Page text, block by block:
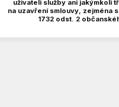
uživateli služby ani jakýmkoli
na uzavření smlouvy, zejména
1732 odst. 2